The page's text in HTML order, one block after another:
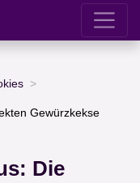
Gewürzkekse
Die